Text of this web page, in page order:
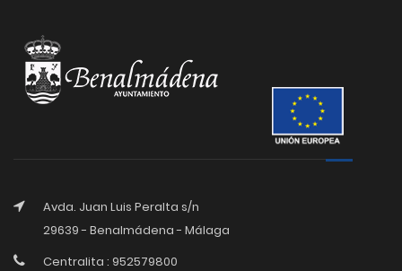
Avda. Juan Luis Peralta s/n
29639 - Benalmádena - Málaga
Centralita : 952579800